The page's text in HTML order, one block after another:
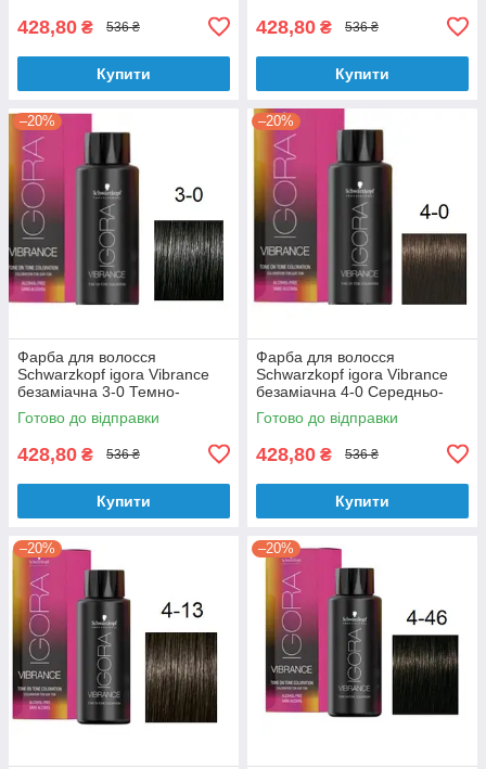
428,80 ₴ 536 ₴
Купити
428,80 ₴ 536 ₴
Купити
–20%
Фарба для волосся
Schwarzkopf igora Vibrance
безаміачна 3-0 Темно-
коричневий 60 мл
Готово до відправки
428,80 ₴ 536 ₴
Купити
–20%
Фарба для волосся
Schwarzkopf igora Vibrance
безаміачна 4-0 Середньо-
коричневий 60 мл
Готово до відправки
428,80 ₴ 536 ₴
Купити
–20% –20%